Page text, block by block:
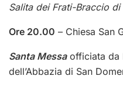
Salita dei Frati-Braccio
Ore 20.00 – Chiesa San
Santa Messaofficiata da
dell’Abbazia di San